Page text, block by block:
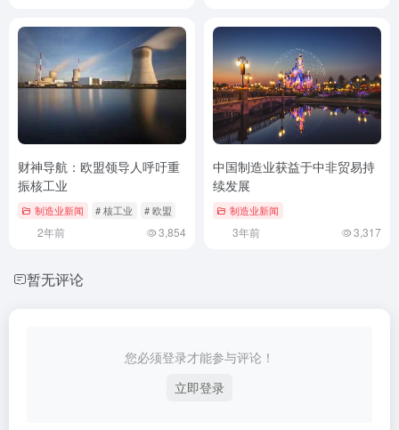
财神导航：欧盟领导人呼吁重
振核工业
制造业新闻 # 核工业 # 欧盟
2年前 3,854
中国制造业获益于中非贸易持
续发展
制造业新闻
3年前 3,317
暂无评论
您必须登录才能参与评论！
立即登录